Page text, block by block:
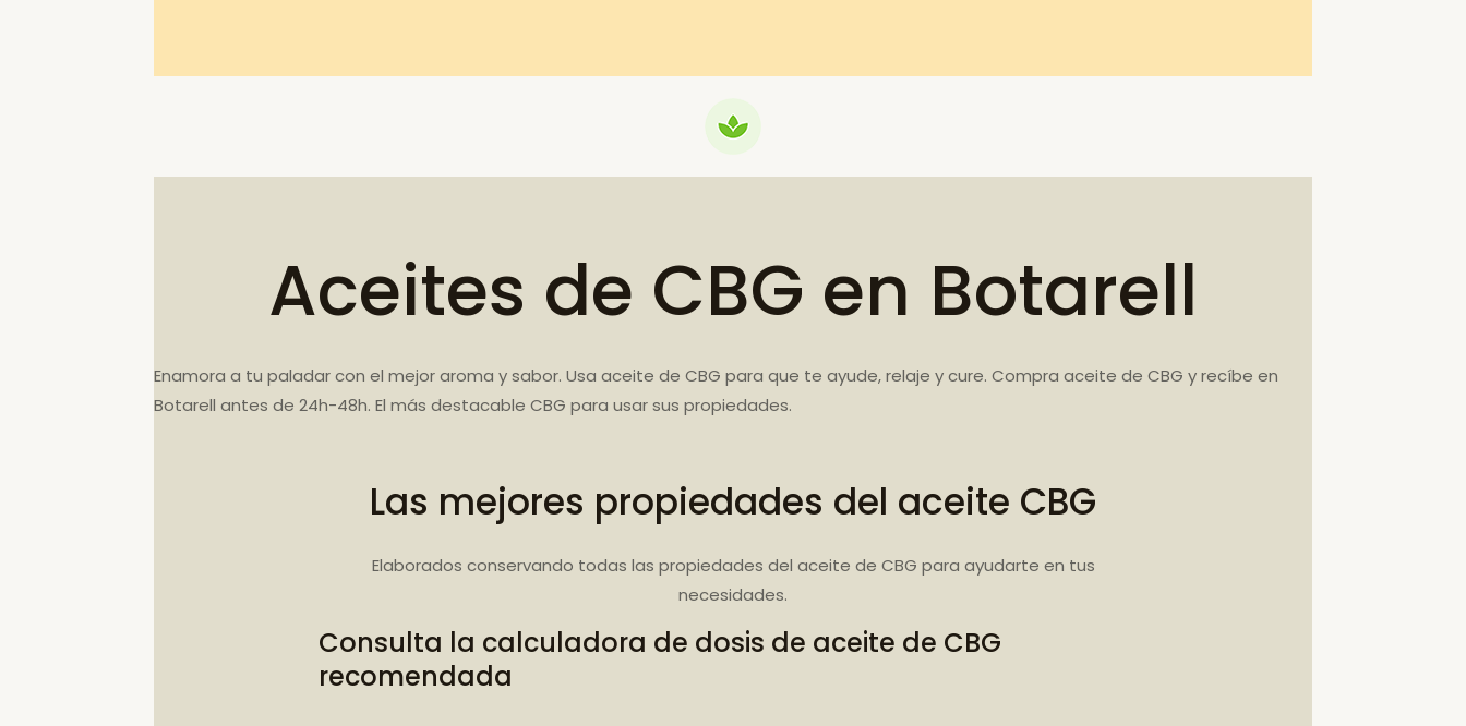
Aceites de CBG en Botarell
Enamora a tu paladar con el mejor aroma y sabor. Usa aceite de CBG para que te ayude, relaje y cure. Compra aceite de CBG y recíbe en
Botarell antes de 24h-48h. El más destacable CBG para usar sus propiedades.
Las mejores propiedades del aceite CBG
Elaborados conservando todas las propiedades del aceite de CBG para ayudarte en tus
necesidades.
Consulta la calculadora de dosis de aceite de CBG
recomendada